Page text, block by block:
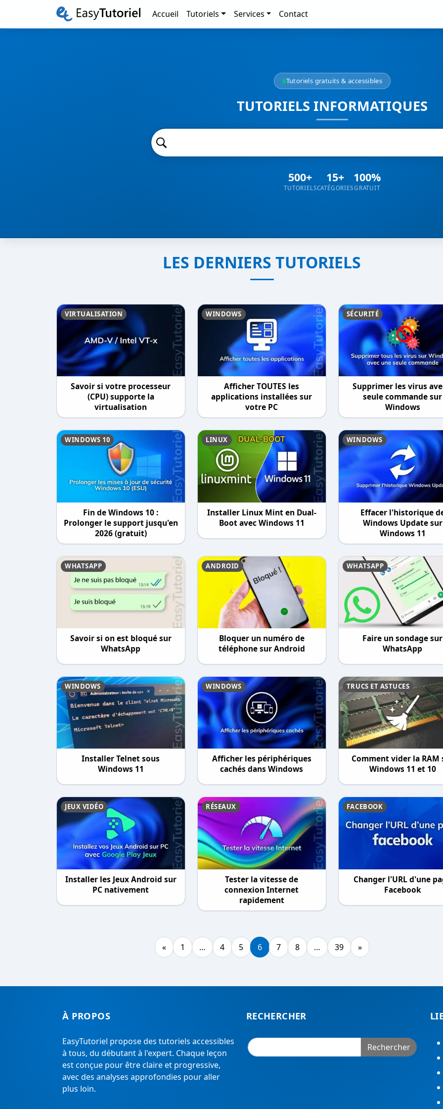
Accueil Tutoriels Services Contact
Tutoriels gratuits & accessibles
TUTORIELS INFORMATIQUES
500+
TUTORIELS
15+
CATÉGORIES
100%
GRATUIT
LES DERNIERS TUTORIELS
VIRTUALISATION
Savoir si votre processeur
(CPU) supporte la
virtualisation
WINDOWS
Afficher TOUTES les
applications installées sur
votre PC
SÉCURITÉ
Supprimer les virus
seule commande sur
Windows
WINDOWS 10
Fin de Windows 10 :
Prolonger le support jusqu'en
2026 (gratuit)
LINUX
Installer Linux Mint en Dual-
Boot avec Windows 11
WINDOWS
Effacer l'historique
Windows Update sur
Windows 11
WHATSAPP
Savoir si on est bloqué sur
WhatsApp
ANDROID
Bloquer un numéro de
téléphone sur Android
WHATSAPP
Faire un sondage sur
WhatsApp
WINDOWS
Installer Telnet sous
Windows 11
WINDOWS
Afficher les périphériques
cachés dans Windows
TRUCS ET ASTUCES
Comment vider la RAM
Windows 11 et 10
JEUX VIDÉO
Installer les Jeux Android sur
PC nativement
RÉSEAUX
Tester la vitesse de
connexion Internet
rapidement
FACEBOOK
Changer l'URL d'une
Facebook
« 1 … 4 5 6 7 8 … 39 »
À PROPOS
EasyTutoriel propose des tutoriels accessibles
à tous, du débutant à l'expert. Chaque leçon
est conçue pour être claire et progressive,
avec des analyses approfondies pour aller
plus loin.
RECHERCHER
Rechercher